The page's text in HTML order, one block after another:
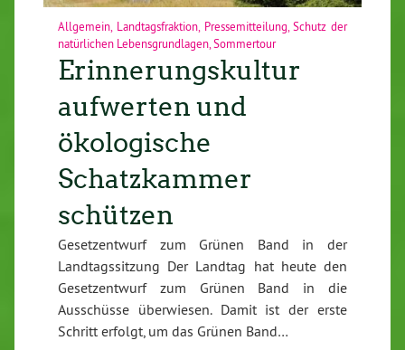
Allgemein, Landtagsfraktion, Pressemitteilung,Schutz der
natürlichen Lebensgrundlagen,Sommertour
Erinnerungskultur
aufwerten und
ökologische
Schatzkammer
schützen
Gesetzentwurf zum Grünen Band in der
Landtagssitzung Der Landtag hat heute den
Gesetzentwurf zum Grünen Band in die
Ausschüsse überwiesen. Damit ist der erste
Schritt erfolgt, um das Grünen Band…